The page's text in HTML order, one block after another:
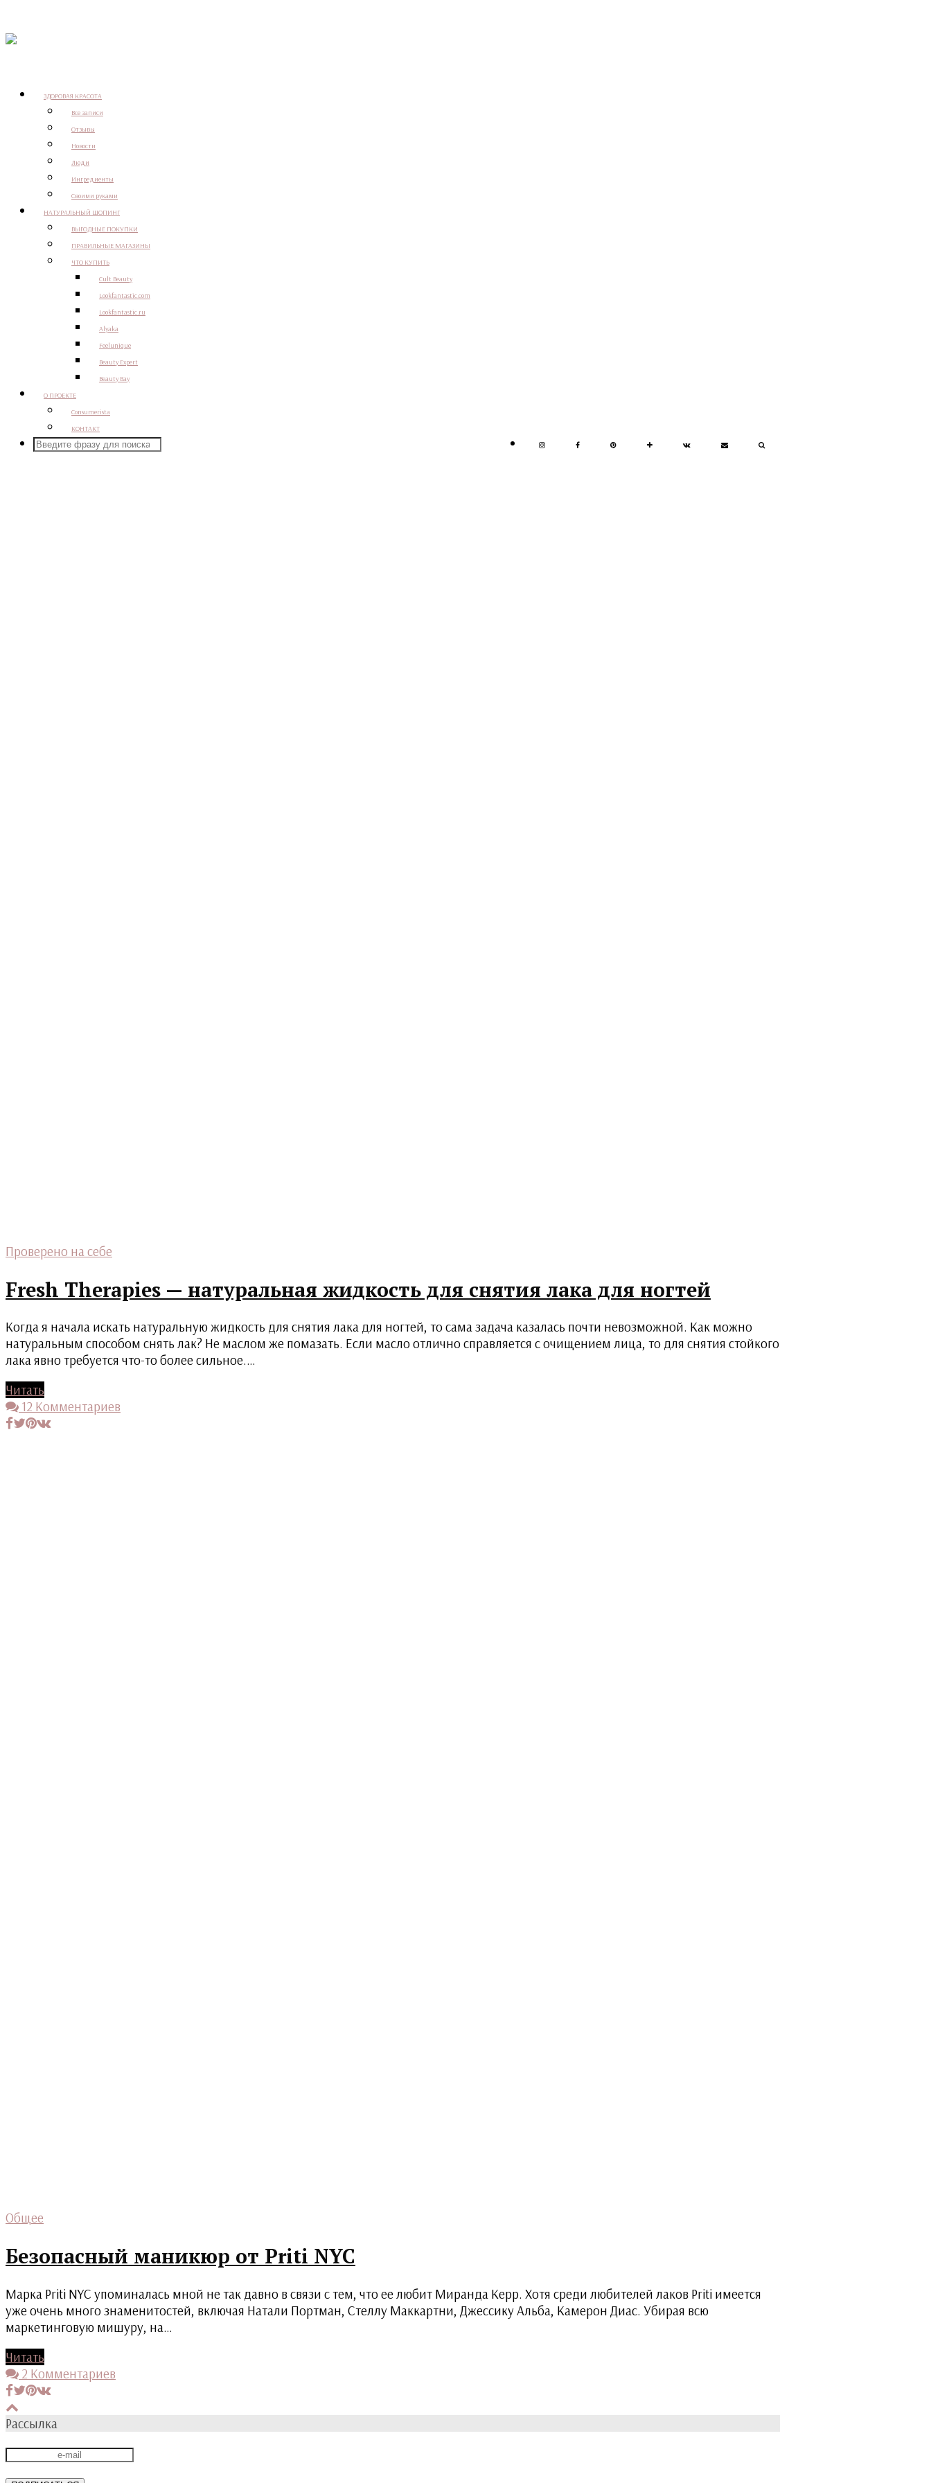
ЗДОРОВАЯ КРАСОТА
Все записи
Отзывы
Новости
Люди
Ингредиенты
Своими руками
НАТУРАЛЬНЫЙ ШОПИНГ
ВЫГОДНЫЕ ПОКУПКИ
ПРАВИЛЬНЫЕ МАГАЗИНЫ
ЧТО КУПИТЬ
Cult Beauty
Lookfantastic.com
Lookfantastic.ru
Alyaka
Feelunique
Beauty Expert
Beauty Bay
О ПРОЕКТЕ
Consumerista
КОНТАКТ
Проверено на себе
Fresh Therapies — натуральная жидкость для снятия лака для ногтей
Когда я начала искать натуральную жидкость для снятия лака для ногтей, то сама задача казалась почти невозможной. Как можно
натуральным способом снять лак? Не маслом же помазать. Если масло отлично справляется с очищением лица, то для снятия стойкого
лака явно требуется что-то более сильное.…
Читать
12 Комментариев
Общее
Безопасный маникюр от Priti NYC
Марка Priti NYC упоминалась мной не так давно в связи с тем, что ее любит Миранда Керр. Хотя среди любителей лаков Priti имеется
уже очень много знаменитостей, включая Натали Портман, Стеллу Маккартни, Джессику Альба, Камерон Диас. Убирая всю
маркетинговую мишуру, на…
Читать
2 Комментариев
Рассылка